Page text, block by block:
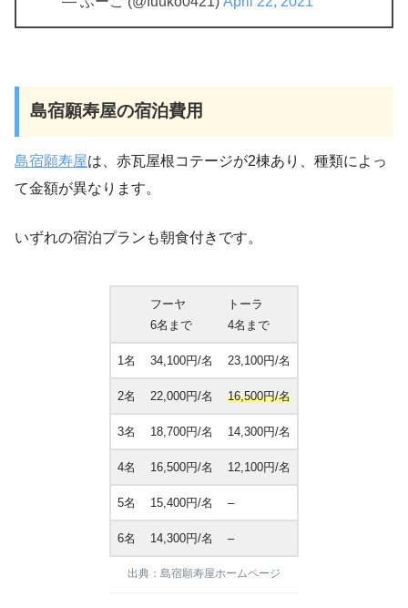
島宿願寿屋の宿泊費用
島宿願寿屋は、赤瓦屋根コテージが2棟あり、種類によっ
て金額が異なります。
いずれの宿泊プランも朝食付きです。
フーヤ
6名まで
トーラ
4名まで
1名 34,100円/名 23,100円/名
2名 22,000円/名 16,500円/名
3名 18,700円/名 14,300円/名
4名 16,500円/名 12,100円/名
5名 15,400円/名 –
6名 14,300円/名 –
出典：島宿願寿屋ホームページ